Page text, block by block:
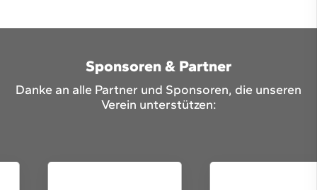
Sponsoren & Partner
Danke an alle Partner und Sponsoren, die unseren
Verein unterstützen: